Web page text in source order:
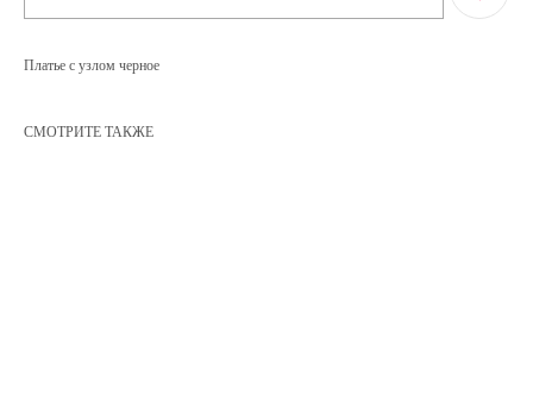
Платье с узлом черное
СМОТРИТЕ ТАКЖЕ